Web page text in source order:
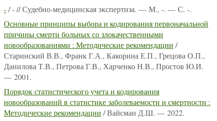
-/ - // Судебно-медицинская экспертиза. — М., -. — С. -.
Основные принципы выбора и кодирования первоначальной
причины смерти больных со злокачественными
новообразованиями : Методические рекомендации /
Старинский В.В., Франк Г.А., Какорина Е.П., Грецова О.П.,
Данилова Т.В., Петрова Г.В., Харченко Н.В., Простов Ю.И.
— 2001.
Порядок статистического учета и кодирования
новообразований в статистике заболеваемости и смертности :
Методические рекомендации / Вайсман Д.Ш. — 2022.